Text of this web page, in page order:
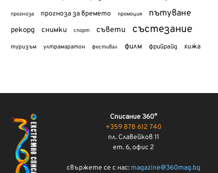
прогноза прогноза за времето промоция пътуване
рекорд снимки спорт съвети състезание
туризъм ултрамаратон фестивал филм фрийрайд хижа
Списание 360°
+359 878 612 740
пл. Славейков 11
ет. 6, офис 2
свържете се с нас: magazine@360mag.bg